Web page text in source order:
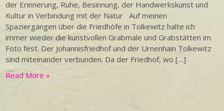
der Erinnerung, Ruhe, Besinnung, der Handwerkskunst und
Kultur in Verbindung mit der Natur Auf meinen
Spaziergängen über die Friedhöfe in Tolkewitz halte ich
immer wieder die kunstvollen Grabmale und Grabstätten im
Foto fest. Der Johannisfriedhof und der Urnenhain Tolkewitz
sind miteinander verbunden. Da der Friedhof, wo […]
Read More »